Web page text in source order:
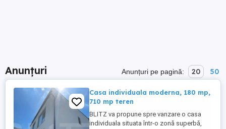
Anunțuri Anunțuri pe pagină: 20 50
Casa individuala moderna, 180 mp,
710 mp teren
BLITZ va propune spre vanzare o casa
individuala situata într-o zonă superbă,